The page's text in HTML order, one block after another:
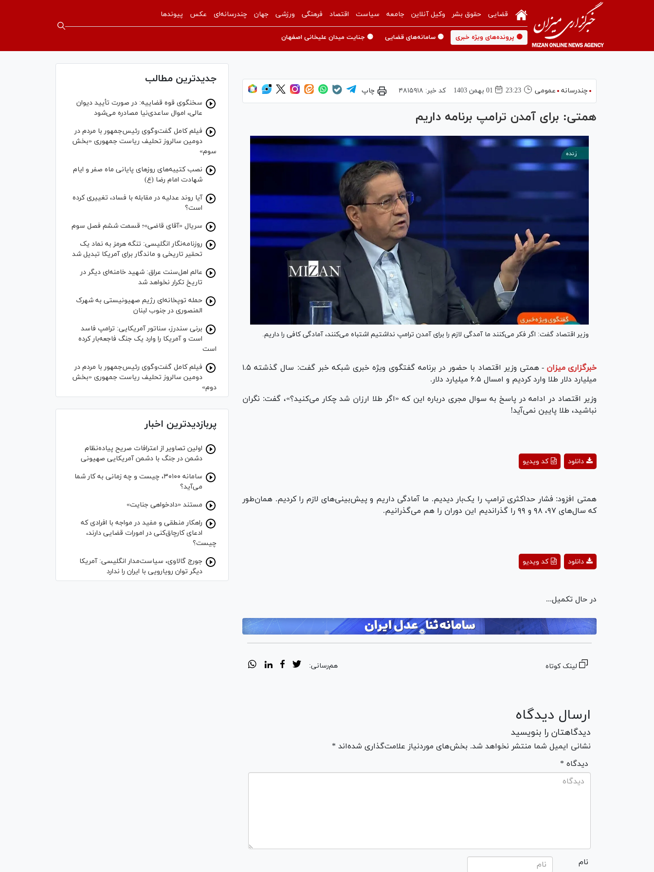
قضایی حقوق بشر وکیل آنلاین جامعه سیاست اقتصاد فرهنگی ورزشی جهان چندرسانه‌ای عکس پیوندها
🟡 پرونده‌های ویژه خبری 🟡 سامانه‌های قضایی 🟡 جنایت میدان علیخانی اصفهان
چندرسانه عمومی 23:23 01 بهمن 1403 کد خبر: ۴۸۱۵۹۱۸ چاپ
همتی: برای آمدن ترامپ برنامه داریم
وزیر اقتصاد گفت: اگر فکر می‌کنند ما آمدگی لازم را برای آمدن ترامپ نداشتیم اشتباه می‌کنند، آمادگی کافی را داریم.
خبرگزاری میزان -
همتی وزیر اقتصاد با حضور در برنامه گفتگوی ویژه خبری شبکه خبر گفت: سال گذشته ۱.۵
میلیارد دلار طلا وارد کردیم و امسال ۶.۵ میلیارد دلار.
وزیر اقتصاد در ادامه در پاسخ به سوال مجری درباره این که «اگر طلا ارزان شد چکار می‌کنید؟»، گفت: نگران
نباشید، طلا پایین نمی‌آید!
کد ویدیو دانلود
همتی افزود: فشار حداکثری ترامپ را یک‌بار دیدیم. ما آمادگی داریم و پیش‌بینی‌های لازم را کردیم. همان‌طور
که سال‌های ۹۷، ۹۸ و ۹۹ را گذراندیم این دوران را هم می‌گذرانیم.
کد ویدیو دانلود
در حال تکمیل...
لینک کوتاه هم‌رسانی:
ارسال دیدگاه
دیدگاهتان را بنویسید
نشانی ایمیل شما منتشر نخواهد شد. بخش‌های موردنیاز علامت‌گذاری شده‌اند *
* دیدگاه
نام
جدیدترین مطالب
سخنگوی قوه قضاییه: در صورت تأیید دیوان
عالی، اموال ساعدی‌نیا مصادره می‌شود
فیلم کامل گفت‌وگوی رئیس‌جمهور با مردم در
دومین سالروز تحلیف ریاست جمهوری «بخش
سوم»
نصب کتیبه‌های روز‌های پایانی ماه صفر و ایام
شهادت امام رضا (ع)
آیا روند عدلیه در مقابله با فساد، تغییری کرده
است؟
سریال «آقای قاضی»؛ قسمت ششم فصل سوم
روزنامه‌نگار انگلیسی: تنگه هرمز به نماد یک
تحقیر تاریخی و ماندگار برای آمریکا تبدیل شد
عالم اهل‌سنت عراق: شهید خامنه‌ای دیگر در
تاریخ تکرار نخواهد شد
حمله توپخانه‌ای رژیم صهیونیستی به شهرک
المنصوری در جنوب لبنان
برنی سندرز، سناتور آمریکایی: ترامپ فاسد
است و آمریکا را وارد یک جنگ فاجعه‌بار کرده
است
فیلم کامل گفت‌وگوی رئیس‌جمهور با مردم در
دومین سالروز تحلیف ریاست جمهوری «بخش
دوم»
پربازدیدترین اخبار
اولین تصاویر از اعترافات صریح پیاده‌نظام‌
دشمن در جنگ با دشمن آمریکایی صهیونی
سامانه ۳۰۱۰۰، چیست و چه زمانی به کار شما
می‌آید؟
مستند «دادخواهی جنایت»
راهکار منطقی و مفید در مواجه با افرادی که
ادعای کارچاق‌کنی در امورات قضایی دارند،
چیست؟
جورج گالاوی، سیاست‌مدار انگلیسی: آمریکا
دیگر توان رویارویی با ایران را ندارد